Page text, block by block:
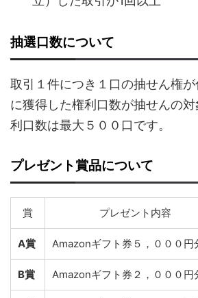
抽選口数について
取引１件につき１口の抽せん権
に獲得した権利口数が抽せんの
利口数は最大５００口です。
プレゼント賞品について
賞 プレゼント内容
A賞 Amazonギフト券５，０００円
B賞 Amazonギフト券２，０００円